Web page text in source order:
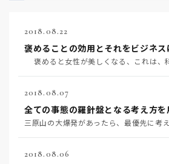
2018.08.22
褒めることの効用とそれをビジネス
2018.08.07
全ての事態の羅針盤となる考え方
2018.08.06